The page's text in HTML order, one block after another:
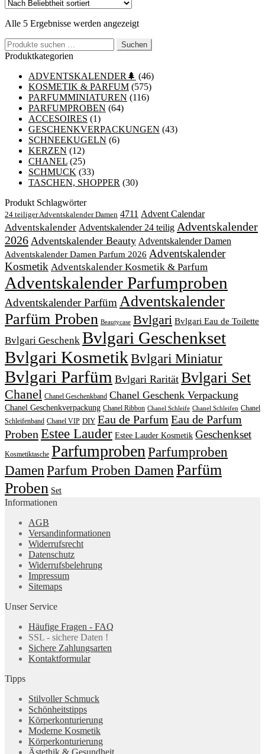
Alle 5 Ergebnisse werden angezeigtNach
sortiert
Suchen
nach:
Suchen
Produktkategorien
ADVENTSKALENDER🌲 (46)
KOSMETIK & PARFUM (575)
PARFUMMINIATUREN (116)
PARFUMPROBEN (64)
ACCESOIRES (1)
GESCHENKVERPACKUNGEN (43)
SCHNEEKUGELN (6)
KERZEN (12)
CHANEL (25)
SCHMUCK (33)
TASCHEN, SHOPPER (30)
Produkt Schlagwörter
24 teiliger Adventskalender Damen 4711 Advent Calendar
Adventskalender Adventskalender 24 teilig Adventskalender
2026 Adventskalender Beauty Adventskalender Damen
Adventskalender Damen Parfum 2026 Adventskalender
Kosmetik Adventskalender Kosmetik & Parfum
Adventskalender Parfumproben
Adventskalender Parfüm Adventskalender
Parfüm Proben Beautycase Bvlgari Bvlgari Eau de Toilette
Bvlgari Geschenk Bvlgari Geschenkset
Bvlgari KosmetikBvlgari Miniatur
Bvlgari Parfüm Bvlgari Rarität Bvlgari Set
Chanel Chanel Geschenkband Chanel Geschenk Verpackung
Chanel Geschenkverpackung Chanel Ribbon Chanel Schleife Chanel Schleifen Chanel
Schleifenband Chanel VIP DIY Eau de Parfum Eau de Parfum
Proben Estee Lauder Estee Lauder Kosmetik Geschenkset
Kosmetiktasche Parfumproben Parfumproben
Damen Parfum Proben Damen Parfüm
Proben Set
Informationen
AGB
Versandinformationen
Widerrufsrecht
Datenschutz
Widerrufsbelehrung
Impressum
Sitemaps
Unser Service
Häufige Fragen - FAQ
SSL - sichere Daten !
Sichere Zahlungsarten
Kontaktformular
Tipps
Stilvoller Schmuck
Schönheitstipps
Körperkonturierung
Moderne Kosmetik
Körperkonturierung
Ästethik & Gesundheit